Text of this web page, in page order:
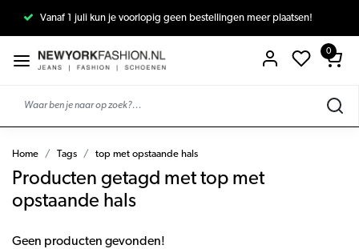
Vanaf 1 juli kun je voorlopig geen bestellingen meer plaatsen!
0
Home Tags top met opstaande hals
Producten getagd met top met
opstaande hals
Geen producten gevonden!